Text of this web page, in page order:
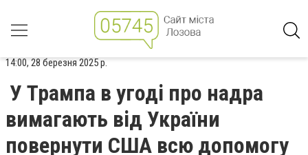
14:00, 28 березня 2025 р.
У Трампа в угоді про надра
вимагають від України
повернути США всю допомогу